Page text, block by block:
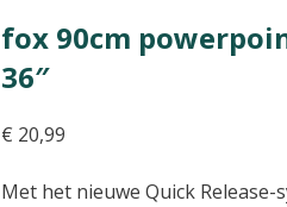
fox 90cm
36″
€ 20,99
Met het nieuwe Quick